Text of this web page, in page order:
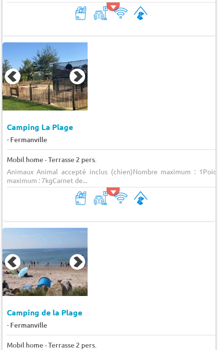
Camping La Plage
- Fermanville
Mobil home - Terrasse 2 pers.
Animaux Animal accepté inclus (chien)Nombre maximum :
maximum : 7kgCarnet de...
Camping de la Plage
- Fermanville
Mobil home - Terrasse 2 pers.